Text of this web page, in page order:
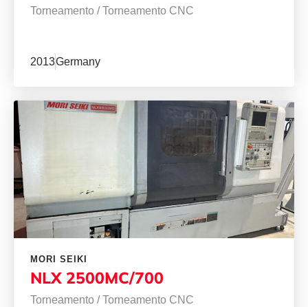
Torneamento /Torneamento CNC
2013Germany
MORI SEIKI
NLX 2500MC/700
Torneamento /Torneamento CNC